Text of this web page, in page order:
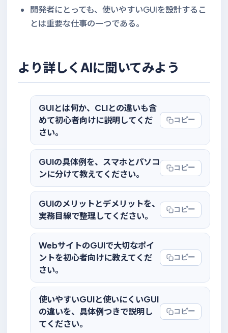
開発者にとっても、使いやすいGUIを設計するこ
とは重要な仕事の一つである。
より詳しくAIに聞いてみよう
GUIとは何か、CLIとの違いも含
めて初心者向けに説明してくだ
さい。
コピー
GUIの具体例を、スマホとパソコ
ンに分けて教えてください。
コピー
GUIのメリットとデメリットを、
実務目線で整理してください。
コピー
WebサイトのGUIで大切なポイ
ントを初心者向けに教えてくだ
さい。
コピー
使いやすいGUIと使いにくいGUI
の違いを、具体例つきで説明し
てください。
コピー